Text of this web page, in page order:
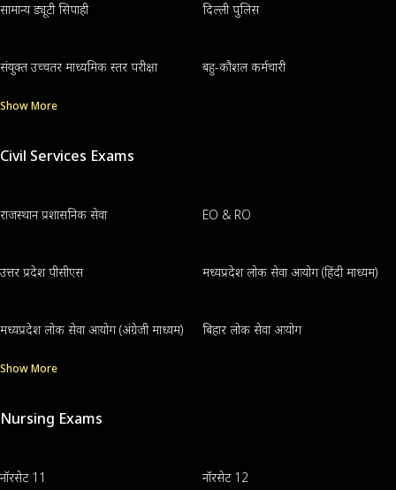
सामान्य ड्यूटी सिपाही दिल्ली पुलिस
संयुक्त उच्चतर माध्यमिक स्तर परीक्षा बहु-कौशल कर्मचारी
Show More
Civil Services Exams
राजस्थान प्रशासनिक सेवा EO & RO
उत्तर प्रदेश पीसीएस मध्यप्रदेश लोक सेवा आयोग (हिंदी माध्यम)
मध्यप्रदेश लोक सेवा आयोग (अंग्रेजी माध्यम) बिहार लोक सेवा आयोग
Show More
Nursing Exams
नॉरसेट 11 नॉरसेट 12